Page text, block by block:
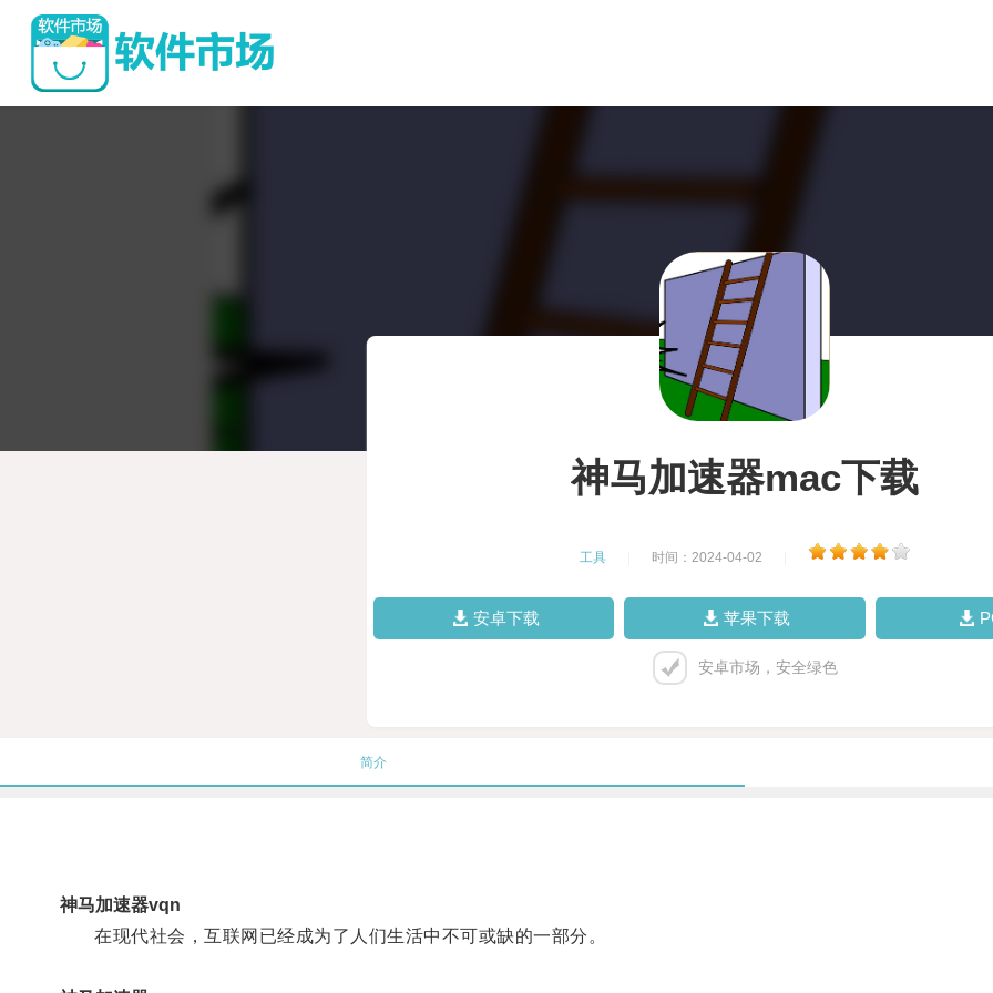
神马加速器mac下载
工具 时间：2024-04-02
安卓下载 苹果下载
安卓市场，安全绿色
简介
神马加速器vqn
在现代社会，互联网已经成为了人们生活中不可或缺的一部分。